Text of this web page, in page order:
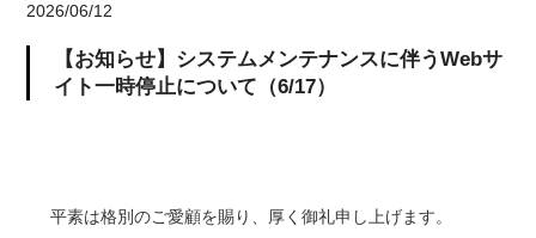
SDGsへの取組み
BIM/CIM
2026/06/12
【お知らせ】システムメンテナンスに伴うWebサ
イト一時停止について（6/17）
平素は格別のご愛顧を賜り、厚く御礼申し上げます。